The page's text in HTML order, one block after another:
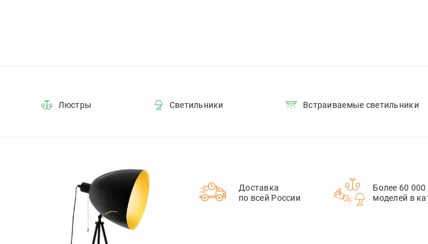
Люстры Светильники Встраиваемые светильники
Доставка
по всей России
Более 60 000
моделей в